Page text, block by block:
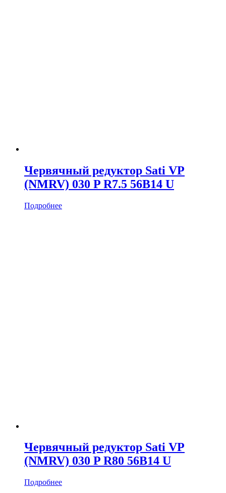
Червячный редуктор Sati VP
(NMRV) 030 P R7.5 56B14 U
Подробнее
Червячный редуктор Sati VP
(NMRV) 030 P R80 56B14 U
Подробнее